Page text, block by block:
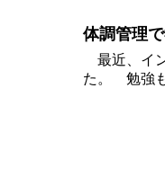
体調管理
最近、イ
た。 勉強